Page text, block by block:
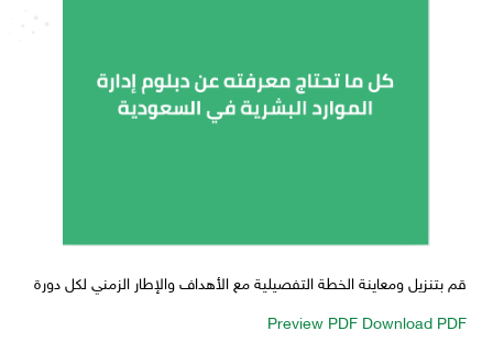
قم بتنزيل ومعاينة الخطة التفصيلية مع الأهداف والإطار الزمني لكل دورة
Preview PDF Download PDF